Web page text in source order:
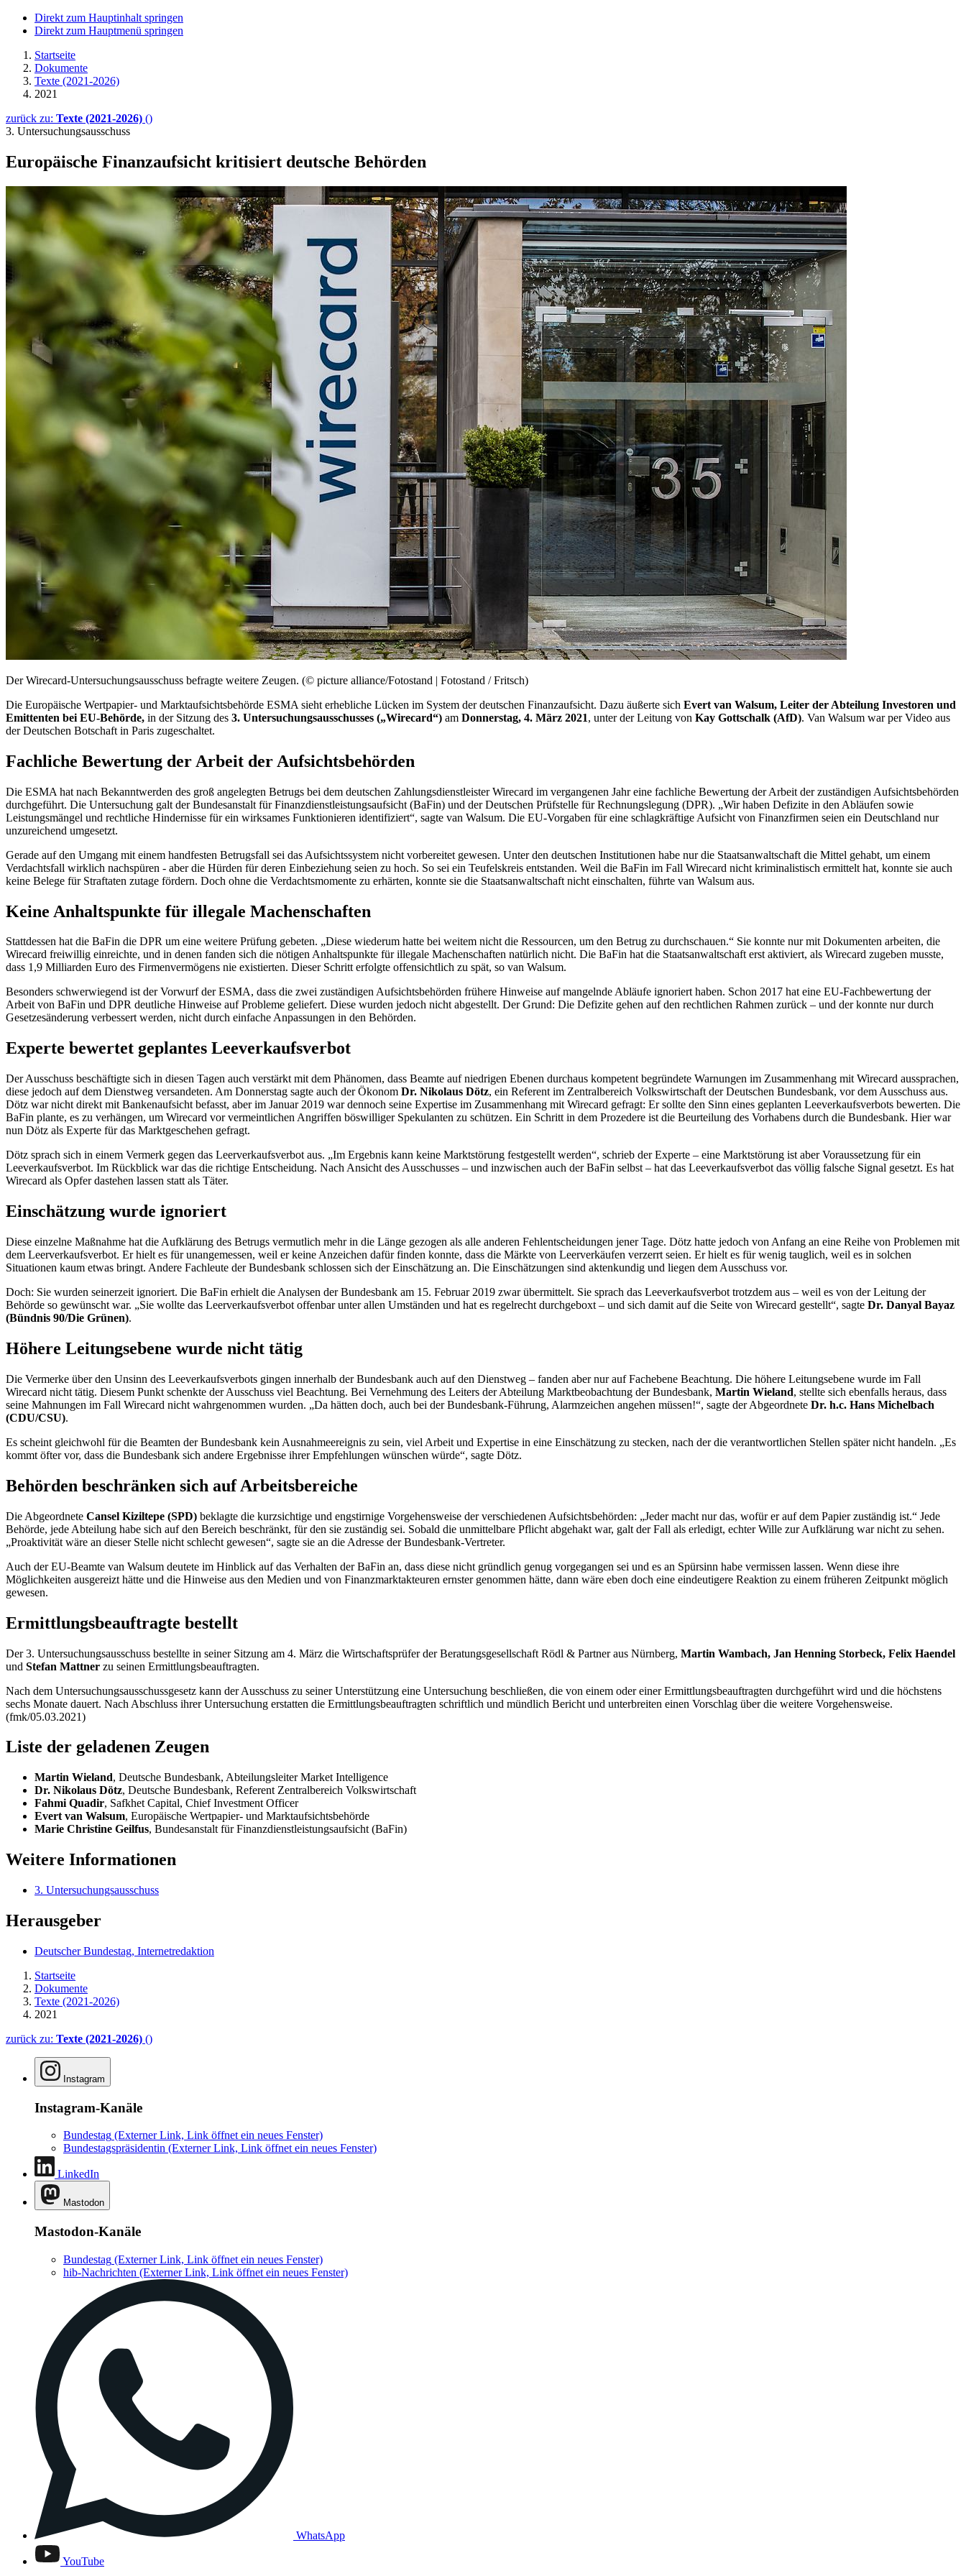
Direkt zum Hauptinhalt springen
Direkt zum Hauptmenü springen
Startseite
Dokumente
Texte (2021-2026)
2021
zurück zu: Texte (2021-2026) ()
3. Untersuchungsausschuss
Europäische Finanz­aufsicht kritisiert deutsche Behörden
DerWirecard-Untersuchungsausschuss befragte weitere Zeugen. (© picture alliance/Fotostand | Fotostand / Fritsch)
Die Europäische Wertpapier- und Marktaufsichtsbehörde ESMA sieht erhebliche Lücken im System der deutschen Finanzaufsicht. Dazu äußerte sich Evert van Walsum, Leiter der Abteilung Investoren und
Emittenten bei EU-Behörde, in der Sitzung des 3. Untersuchungsausschusses („Wirecard“) am Donnerstag, 4. März 2021, unter der Leitung von Kay Gottschalk (AfD). Van Walsum war per Video aus
der Deutschen Botschaft in Paris zugeschaltet.
Fachliche Bewertung der Arbeit der Aufsichtsbehörden
Die ESMA hat nach Bekanntwerden des groß angelegten Betrugs bei dem deutschen ZahlungsdienstleisterWirecard im vergangenen Jahr eine fachliche Bewertung der Arbeit der zuständigen Aufsichtsbehörden
durchgeführt. Die Untersuchung galt der Bundesanstalt für Finanzdienstleistungsaufsicht (BaFin) und der Deutschen Prüfstelle für Rechnungslegung (DPR). „Wir haben Defizite in den Abläufen sowie
Leistungsmängel und rechtliche Hindernisse für ein wirksames Funktionieren identifiziert“, sagte van Walsum. Die EU-Vorgaben für eine schlagkräftige Aufsicht von Finanzfirmen seien ein Deutschland nur
unzureichend umgesetzt.
Gerade auf den Umgang mit einem handfesten Betrugsfall sei das Aufsichtssystem nicht vorbereitet gewesen. Unter den deutschen Institutionen habe nur die Staatsanwaltschaft die Mittel gehabt, um einem
Verdachtsfall wirklich nachspüren - aber die Hürden für deren Einbeziehung seien zu hoch. So sei ein Teufelskreis entstanden. Weil die BaFin im Fall Wirecard nicht kriminalistisch ermittelt hat, konnte sie auch
keine Belege für Straftaten zutage fördern. Doch ohne die Verdachtsmomente zu erhärten, konnte sie die Staatsanwaltschaft nicht einschalten, führte van Walsum aus.
Keine Anhaltspunkte für illegale Machenschaften
Stattdessen hat die BaFin die DPR um eine weitere Prüfung gebeten. „Diese wiederum hatte bei weitem nicht die Ressourcen, um den Betrug zu durchschauen.“ Sie konnte nur mit Dokumenten arbeiten, die
Wirecard freiwillig einreichte, und in denen fanden sich die nötigen Anhaltspunkte für illegale Machenschaften natürlich nicht. Die BaFin hat die Staatsanwaltschaft erst aktiviert, als Wirecard zugeben musste,
dass 1,9 Milliarden Euro des Firmenvermögens nie existierten. Dieser Schritt erfolgte offensichtlich zu spät, so van Walsum.
Besonders schwerwiegend ist der Vorwurf der ESMA, dass die zwei zuständigen Aufsichtsbehörden frühere Hinweise auf mangelnde Abläufe ignoriert haben. Schon 2017 hat eine EU-Fachbewertung der
Arbeit von BaFin und DPR deutliche Hinweise auf Probleme geliefert. Diese wurden jedoch nicht abgestellt. Der Grund: Die Defizite gehen auf den rechtlichen Rahmen zurück – und der konnte nur durch
Gesetzesänderung verbessert werden, nicht durch einfache Anpassungen in den Behörden.
Experte bewertet geplantes Leeverkaufsverbot
Der Ausschuss beschäftigte sich in diesen Tagen auch verstärkt mit dem Phänomen, dass Beamte auf niedrigen Ebenen durchaus kompetent begründete Warnungen im Zusammenhang mit Wirecard aussprachen,
diese jedoch auf dem Dienstweg versandeten. Am Donnerstag sagte auch der Ökonom Dr. Nikolaus Dötz, ein Referent im Zentralbereich Volkswirtschaft der Deutschen Bundesbank, vor dem Ausschuss aus.
Dötz war nicht direkt mit Bankenaufsicht befasst, aber im Januar 2019 war dennoch seine Expertise im Zusammenhang mit Wirecard gefragt: Er sollte den Sinn eines geplanten Leeverkaufsverbots bewerten. Die
BaFin plante, es zu verhängen, um Wirecard vor vermeintlichen Angriffen böswilliger Spekulanten zu schützen. Ein Schritt in dem Prozedere ist die Beurteilung des Vorhabens durch die Bundesbank. Hier war
nun Dötz als Experte für das Marktgeschehen gefragt.
Dötz sprach sich in einem Vermerk gegen das Leerverkaufsverbot aus. „Im Ergebnis kann keine Marktstörung festgestellt werden“, schrieb der Experte – eine Marktstörung ist aber Voraussetzung für ein
Leeverkaufsverbot. Im Rückblick war das die richtige Entscheidung. Nach Ansicht des Ausschusses – und inzwischen auch der BaFin selbst – hat das Leeverkaufsverbot das völlig falsche Signal gesetzt. Es hat
Wirecard als Opfer dastehen lassen statt als Täter.
Einschätzung wurde ignoriert
Diese einzelne Maßnahme hat die Aufklärung des Betrugs vermutlich mehr in die Länge gezogen als alle anderen Fehlentscheidungen jener Tage. Dötz hatte jedoch von Anfang an eine Reihe von Problemen mit
dem Leerverkaufsverbot. Er hielt es für unangemessen, weil er keine Anzeichen dafür finden konnte, dass die Märkte von Leerverkäufen verzerrt seien. Er hielt es für wenig tauglich, weil es in solchen
Situationen kaum etwas bringt. Andere Fachleute der Bundesbank schlossen sich der Einschätzung an. Die Einschätzungen sind aktenkundig und liegen dem Ausschuss vor.
Doch: Sie wurden seinerzeit ignoriert. Die BaFin erhielt die Analysen der Bundesbank am 15. Februar 2019 zwar übermittelt. Sie sprach das Leeverkaufsverbot trotzdem aus – weil es von der Leitung der
Behörde so gewünscht war. „Sie wollte das Leerverkaufsverbot offenbar unter allen Umständen und hat es regelrecht durchgeboxt – und sich damit auf die Seite von Wirecard gestellt“, sagte Dr. Danyal Bayaz
(Bündnis 90/Die Grünen).
Höhere Leitungsebene wurde nicht tätig
Die Vermerke über den Unsinn des Leeverkaufsverbots gingen innerhalb der Bundesbank auch auf den Dienstweg – fanden aber nur auf Fachebene Beachtung. Die höhere Leitungsebene wurde im Fall
Wirecard nicht tätig. Diesem Punkt schenkte der Ausschuss viel Beachtung. Bei Vernehmung des Leiters der Abteilung Marktbeobachtung der Bundesbank, Martin Wieland, stellte sich ebenfalls heraus, dass
seine Mahnungen im Fall Wirecard nicht wahrgenommen wurden. „Da hätten doch, auch bei der Bundesbank-Führung, Alarmzeichen angehen müssen!“, sagte der Abgeordnete Dr. h.c. Hans Michelbach
(CDU/CSU).
Es scheint gleichwohl für die Beamten der Bundesbank kein Ausnahmeereignis zu sein, viel Arbeit und Expertise in eine Einschätzung zu stecken, nach der die verantwortlichen Stellen später nicht handeln. „Es
kommt öfter vor, dass die Bundesbank sich andere Ergebnisse ihrer Empfehlungen wünschen würde“, sagte Dötz.
Behörden beschränken sich auf Arbeitsbereiche
Die Abgeordnete Cansel Kiziltepe (SPD) beklagte die kurzsichtige und engstirnige Vorgehensweise der verschiedenen Aufsichtsbehörden: „Jeder macht nur das, wofür er auf dem Papier zuständig ist.“ Jede
Behörde, jede Abteilung habe sich auf den Bereich beschränkt, für den sie zuständig sei. Sobald die unmittelbare Pflicht abgehakt war, galt der Fall als erledigt, echter Wille zur Aufklärung war nicht zu sehen.
„Proaktivität wäre an dieser Stelle nicht schlecht gewesen“, sagte sie an die Adresse der Bundesbank-Vertreter.
Auch der EU-Beamte van Walsum deutete im Hinblick auf das Verhalten der BaFin an, dass diese nicht gründlich genug vorgegangen sei und es an Spürsinn habe vermissen lassen. Wenn diese ihre
Möglichkeiten ausgereizt hätte und die Hinweise aus den Medien und von Finanzmarktakteuren ernster genommen hätte, dann wäre eben doch eine eindeutigere Reaktion zu einem früheren Zeitpunkt möglich
gewesen.
Ermittlungsbeauftragte bestellt
Der 3. Untersuchungsausschuss bestellte in seiner Sitzung am 4. März die Wirtschaftsprüfer der Beratungsgesellschaft Rödl & Partner aus Nürnberg, Martin Wambach, Jan Henning Storbeck, Felix Haendel
und Stefan Mattner zu seinen Ermittlungsbeauftragten.
Nach dem Untersuchungsausschussgesetz kann der Ausschuss zu seiner Unterstützung eine Untersuchung beschließen, die von einem oder einer Ermittlungsbeauftragten durchgeführt wird und die höchstens
sechs Monate dauert. Nach Abschluss ihrer Untersuchung erstatten die Ermittlungsbeauftragten schriftlich und mündlich Bericht und unterbreiten einen Vorschlag über die weitere Vorgehensweise.
(fmk/05.03.2021)
Liste der geladenen Zeugen
Martin Wieland, Deutsche Bundesbank, AbteilungsleiterMarket Intelligence
Dr. Nikolaus Dötz, Deutsche Bundesbank, Referent Zentralbereich Volkswirtschaft
Fahmi Quadir, Safkhet Capital, Chief Investment Officer
Evert van Walsum, Europäische Wertpapier- und Marktaufsichtsbehörde
Marie Christine Geilfus, Bundesanstalt für Finanzdienstleistungsaufsicht (BaFin)
Weitere Informationen
3. Untersuchungsausschuss
Herausgeber
Deutscher Bundestag, Internetredaktion
Startseite
Dokumente
Texte (2021-2026)
2021
zurück zu: Texte (2021-2026) ()
Instagram
Instagram-Kanäle
Bundestag (Externer Link, Link öffnet ein neues Fenster)
Bundestagspräsidentin (Externer Link, Link öffnet ein neues Fenster)
LinkedIn
Mastodon
Mastodon-Kanäle
Bundestag (Externer Link, Link öffnet ein neues Fenster)
hib-Nachrichten (Externer Link, Link öffnet ein neues Fenster)
WhatsApp
YouTube